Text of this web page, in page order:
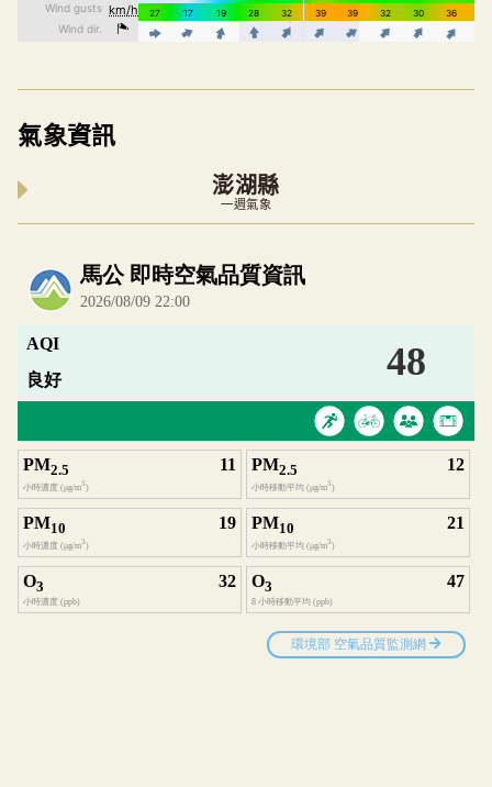
氣象資訊
澎湖縣
一週氣象
內嵌空氣品質小工具為視覺預覽，完整即時空